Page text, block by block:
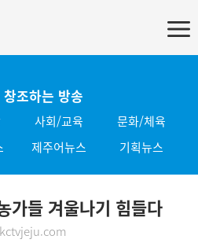
조하는 방송
사회/교육
문화/체육
제주어뉴스 기획뉴스
들 겨울나기 힘들다